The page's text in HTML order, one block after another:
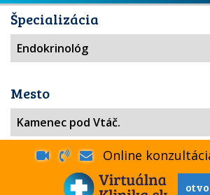
Špecializácia
Mesto
Online